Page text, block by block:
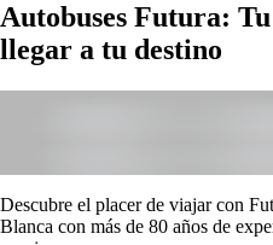
Autobuses Futura:
llegar a tu destino
Descubre el placer de viajar con
Blanca con más de 80 años de